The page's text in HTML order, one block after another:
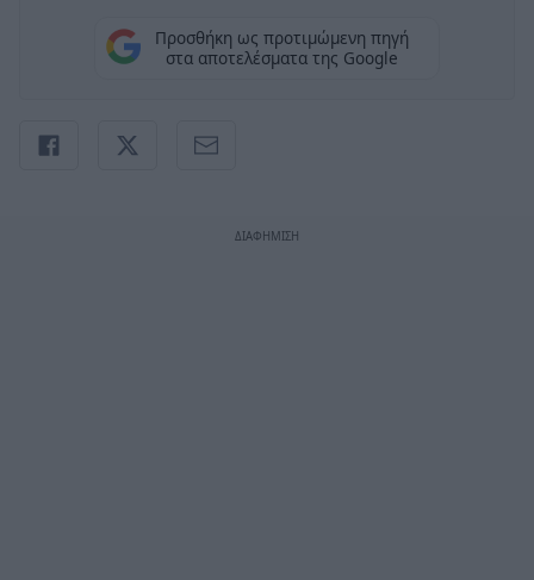
Προσθήκη ως προτιμώμενη πηγή
στα αποτελέσματα της Google